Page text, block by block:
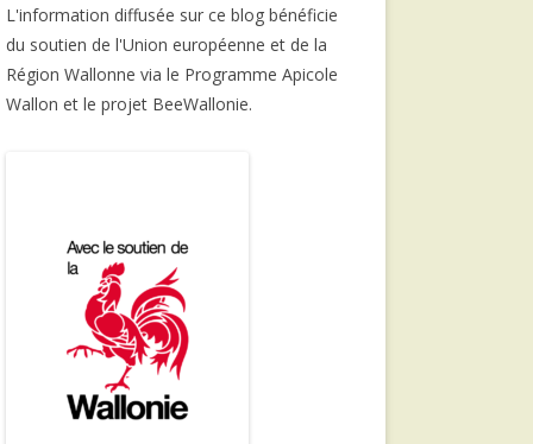
L'information diffusée sur ce blog bénéficie
du soutien de l'Union européenne et de la
Région Wallonne via le Programme Apicole
Wallon et le projet BeeWallonie.